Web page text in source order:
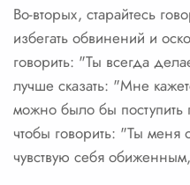
Во-вторых, старайтесь
избегать обвинений и
говорить: "Ты всегда
лучше сказать: "Мне
можно было бы поступить
чтобы говорить: "Ты меня
чувствую себя